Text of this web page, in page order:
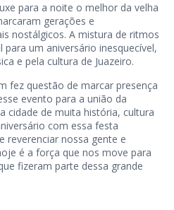
para a noite o melhor da velha
gerações e
nostálgicos. A mistura de ritmos
um aniversário inesquecível,
e pela cultura de Juazeiro.
fez questão de marcar presença
evento para a união da
cidade de muita história, cultura
com essa festa
reverenciar nossa gente e
é a força que nos move para
fizeram parte dessa grande